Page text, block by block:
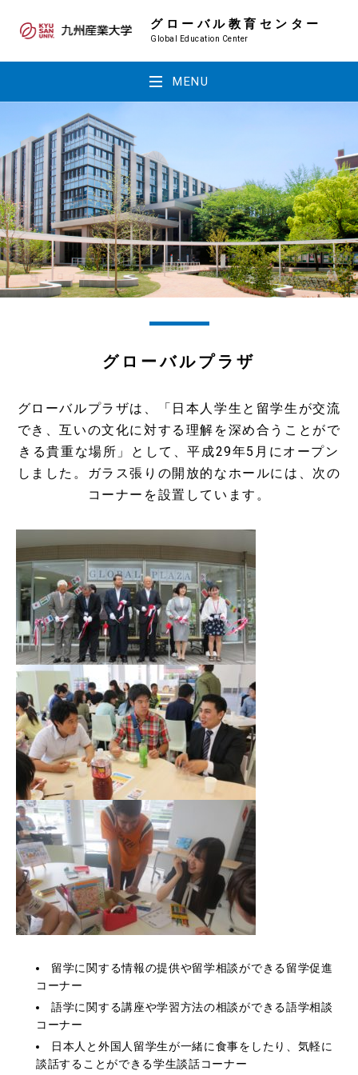
グローバル教育センター
Global Education Center
MENU
グローバルプラザ
グローバルプラザは、「日本人学生と留学生が交流
でき、互いの文化に対する理解を深め合うことがで
きる貴重な場所」として、平成29年5月にオープン
しました。ガラス張りの開放的なホールには、次の
コーナーを設置しています。
留学に関する情報の提供や留学相談ができる留学促進
コーナー
語学に関する講座や学習方法の相談ができる語学相談
コーナー
日本人と外国人留学生が一緒に食事をしたり、気軽に
談話することができる学生談話コーナー